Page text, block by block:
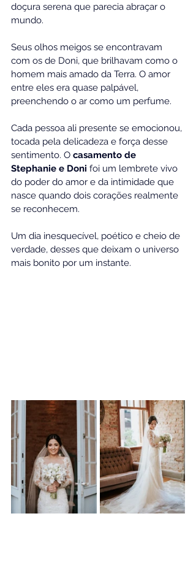
doçura serena que parecia abraçar o
mundo.
Seus olhos meigos se encontravam
com os de Doni, que brilhavam como o
homem mais amado da Terra. O amor
entre eles era quase palpável,
preenchendo o ar como um perfume.
Cada pessoa ali presente se emocionou,
tocada pela delicadeza e força desse
sentimento. O casamento de
Stephanie e Doni foi um lembrete vivo
do poder do amor e da intimidade que
nasce quando dois corações realmente
se reconhecem.
Um dia inesquecível, poético e cheio de
verdade, desses que deixam o universo
mais bonito por um instante.